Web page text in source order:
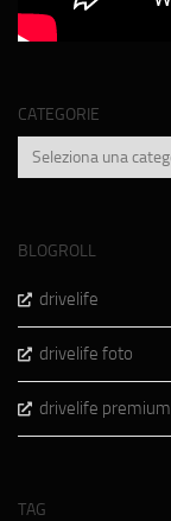
CATEGORIE
Categorie
BLOGROLL
drivelife
drivelife foto
drivelife premium
TAG